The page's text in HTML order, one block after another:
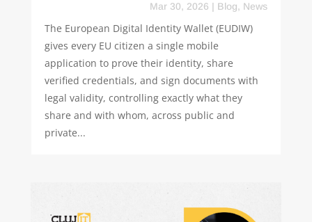
Mar 30, 2026 | Blog, News
The European Digital Identity Wallet (EUDIW)
gives every EU citizen a single mobile
application to prove their identity, share
verified credentials, and sign documents with
legal validity, controlling exactly what they
share and with whom, across public and
private...